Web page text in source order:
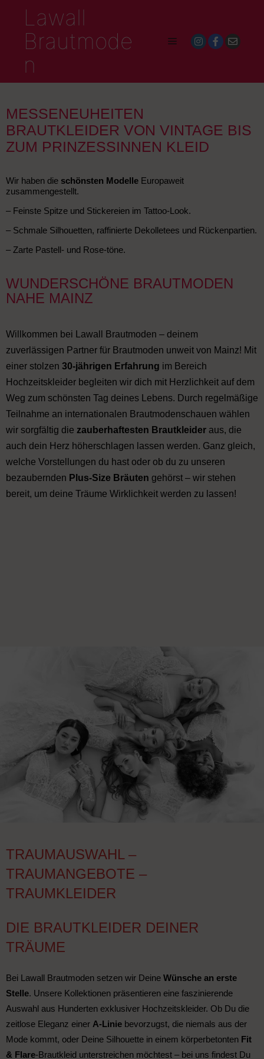
Lawall
Brautmode
n
Buche deinen Termin
MESSENEUHEITEN
BRAUTKLEIDER VON VINTAGE BIS
ZUM PRINZESSINNEN KLEID
Wir haben die schönsten Modelle Europaweit
zusammengestellt.
– Feinste Spitze und Stickereien im Tattoo-Look.
– Schmale Silhouetten, raffinierte Dekolletees und Rückenpartien.
– Zarte Pastell- und Rose-töne.
WUNDERSCHÖNE BRAUTMODEN
NAHE MAINZ
Willkommen bei Lawall Brautmoden – deinem
zuverlässigen Partner für Brautmoden unweit von Mainz! Mit
einer stolzen 30-jährigen Erfahrung im Bereich
Hochzeitskleider begleiten wir dich mit Herzlichkeit auf dem
Weg zum schönsten Tag deines Lebens. Durch regelmäßige
Teilnahme an internationalen Brautmodenschauen wählen
wir sorgfältig die zauberhaftesten Brautkleider aus, die
auch dein Herz höherschlagen lassen werden. Ganz gleich,
welche Vorstellungen du hast oder ob du zu unseren
bezaubernden Plus-Size Bräuten gehörst – wir stehen
bereit, um deine Träume Wirklichkeit werden zu lassen!
TRAUMAUSWAHL –
TRAUMANGEBOTE –
TRAUMKLEIDER
DIE BRAUTKLEIDER DEINER
TRÄUME
Bei Lawall Brautmoden setzen wir Deine Wünsche an erste
Stelle. Unsere Kollektionen präsentieren eine faszinierende
Auswahl aus Hunderten exklusiver Hochzeitskleider. Ob Du die
zeitlose Eleganz einer A-Linie bevorzugst, die niemals aus der
Mode kommt, oder Deine Silhouette in einem körperbetonten Fit
& Flare-Brautkleid unterstreichen möchtest – bei uns findest Du